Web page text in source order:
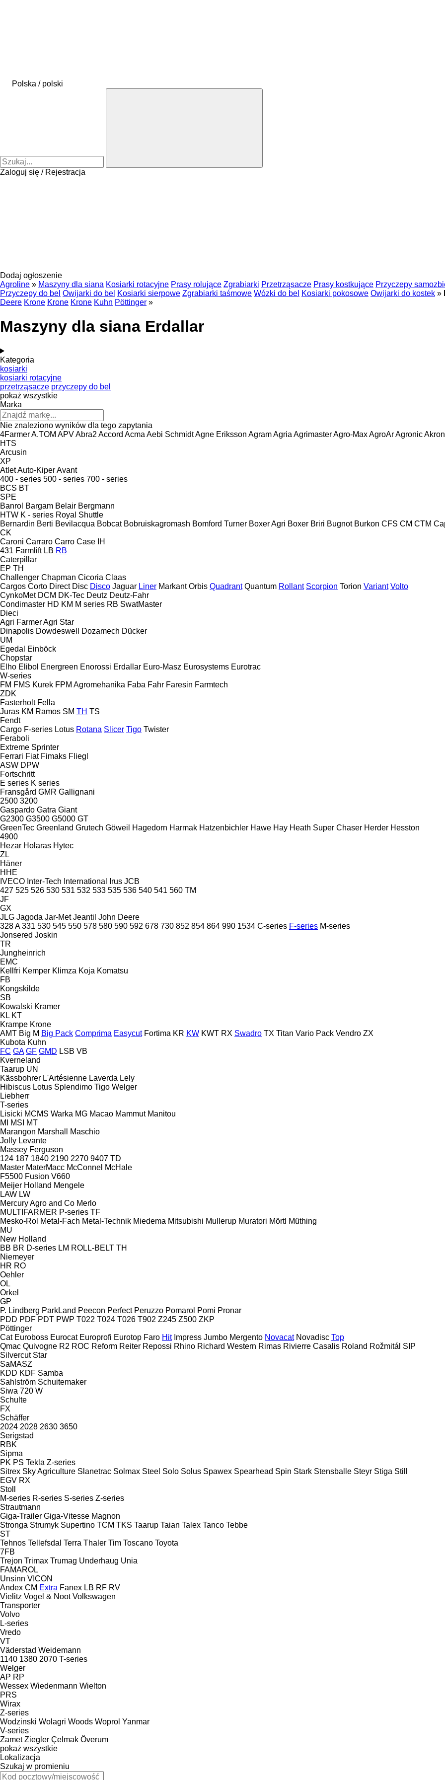
Polska / polski
Zaloguj się / Rejestracja
Dodaj ogłoszenie
Agroline » Maszyny dla siana Kosiarki rotacyjne Prasy rolujące Zgrabiarki Przetrząsacze Prasy kostkujące Przyczepy
Przyczepy do bel Owijarki do bel Kosiarki sierpowe Zgrabiarki taśmowe Wózki do bel Kosiarki pokosowe Owijarki do kostek »
Deere Krone Krone Krone Kuhn Pöttinger »
Maszyny dla siana Erdallar
Kategoria
kosiarki
kosiarki rotacyjne
przetrząsacze przyczepy do bel
pokaż wszystkie
Marka
Nie znaleziono wyników dla tego zapytania
4FarmerA.TOM APVAbra2 Accord Acma Aebi SchmidtAgne Eriksson AgramAgria AgrimasterAgro-MaxAgroArAgronicAkron
HTS
Arcusin
XP
AtletAuto-KiperAvant
400 - series 500 - series 700 - series
BCS BT
SPE
Banrol Bargam Belair Bergmann
HTW K - series Royal Shuttle
Bernardin Berti Bevilacqua Bobcat Bobruiskagromash Bomford Turner Boxer Agri Boxer Briri Bugnot Burkon CFS CM CTM
CK
Caroni Carraro Carro Case IH
431 Farmlift LB RB
Caterpillar
EP TH
Challenger Chapman Cicoria Claas
Cargos Corto Direct Disc Disco Jaguar Liner Markant Orbis Quadrant Quantum Rollant Scorpion Torion Variant Volto
CynkoMet DCM DK-Tec Deutz Deutz-Fahr
Condimaster HD KM M series RB SwatMaster
Dieci
Agri FarmerAgri Star
Dinapolis Dowdeswell Dozamech Dücker
UM
Egedal
Einböck
Chopstar
Elho Elibol Energreen Enorossi Erdallar Euro-Masz Eurosystems Eurotrac
W-series
FM FMS Kurek FPM Agromehanika Faba Fahr Faresin Farmtech
ZDK
Fasterholt Fella
Juras KM Ramos SM TH TS
Fendt
Cargo F-series Lotus Rotana Slicer Tigo Twister
Feraboli
Extreme Sprinter
Ferrari Fiat Fimaks Fliegl
ASW DPW
Fortschritt
E series K series
Fransgård GMR Gallignani
2500 3200
Gaspardo Gatra Giant
G2300 G3500 G5000 GT
GreenTec Greenland Grutech Göweil Hagedorn Harmak Hatzenbichler Hawe Hay Heath Super Chaser Herder Hesston
4900
Hezar Holaras Hytec
ZL
Häner
HHE
IVECO Inter-Tech International Irus JCB
427 525 526 530 531 532 533 535 536 540 541 560 TM
JF
GX
JLG Jagoda Jar-Met Jeantil John Deere
328 A 331 530 545 550 578 580 590 592 678 730 852 854 864 990 1534 C-series F-series M-series
Jonsered Joskin
TR
Jungheinrich
EMC
Kellfri Kemper Klimza Koja Komatsu
FB
Kongskilde
SB
Kowalski Kramer
KL KT
Krampe Krone
AMT Big M Big Pack Comprima Easycut Fortima KR KW KWT RX Swadro TX Titan Vario Pack Vendro ZX
Kubota Kuhn
FC GA GF GMD LSB VB
Kverneland
Taarup UN
Kässbohrer L'Artésienne Laverda Lely
Hibiscus Lotus Splendimo Tigo Welger
Liebherr
T-series
Lisicki MCMS Warka MG Macao Mammut Manitou
MI
MSI
MT
Marangon Marshall
Maschio
Jolly Levante
Massey Ferguson
124 187 1840 2190 2270 9407 TD
Master MaterMacc McConnel McHale
F5500 Fusion V660
Meijer Holland Mengele
LAW LW
Mercury Agro and Co Merlo
MULTIFARMER P-series TF
Mesko-Rol Metal-Fach Metal-Technik Miedema Mitsubishi Mullerup Muratori Mörtl Müthing
MU
New Holland
BB BR D-series LM ROLL-BELT TH
Niemeyer
HR RO
Oehler
OL
Orkel
GP
P. Lindberg ParkLand Peecon Perfect Peruzzo Pomarol Pomi Pronar
PDD PDF PDT PWP T022 T024 T026 T902 Z245 Z500 ZKP
Pöttinger
Cat Euroboss Eurocat Europrofi Eurotop Faro Hit Impress Jumbo Mergento Novacat Novadisc Top
Qmac Quivogne R2 ROC Reform Reiter Repossi Rhino Richard Western Rimas Rivierre Casalis Roland Rožmitál SIP
Silvercut Star
SaMASZ
KDD KDF Samba
Sahlström Schuitemaker
Siwa 720 W
Schulte
FX
Schäffer
2024 2028 2630 3650
Serigstad
RBK
Sipma
PK PS Tekla Z-series
Sitrex Sky Agriculture Slanetrac Solmax Steel Solo Solus Spawex Spearhead Spin Stark Stensballe Steyr Stiga Still
EGV RX
Stoll
M-series R-series S-series Z-series
Strautmann
Giga-Trailer Giga-Vitesse Magnon
Stronga Strumyk Supertino TCM TKS Taarup Taian Talex Tanco Tebbe
ST
Tehnos Tellefsdal Terra Thaler Tim Toscano Toyota
7FB
Trejon Trimax Trumag Underhaug Unia
FAMAROL
Unsinn VICON
Andex CM Extra Fanex LB RF RV
Vielitz Vogel & Noot Volkswagen
Transporter
Volvo
L-series
Vredo
VT
Väderstad Weidemann
1140 1380 2070 T-series
Welger
AP RP
Wessex Wiedenmann Wielton
PRS
Wirax
Z-series
Wodzinski Wolagri Woods Woprol Yanmar
V-series
Zamet Ziegler Çelmak Överum
pokaż wszystkie
Lokalizacja
Szukaj w promieniu